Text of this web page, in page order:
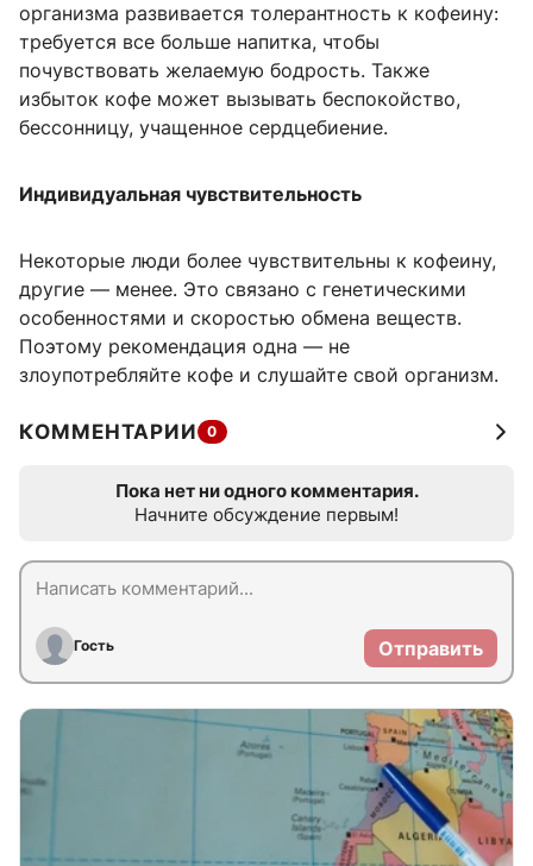
организма развивается толерантность к кофеину:
требуется все больше напитка, чтобы
почувствовать желаемую бодрость. Также
избыток кофе может вызывать беспокойство,
бессонницу, учащенное сердцебиение.
Индивидуальная чувствительность
Некоторые люди более чувствительны к кофеину,
другие — менее. Это связано с генетическими
особенностями и скоростью обмена веществ.
Поэтому рекомендация одна — не
злоупотребляйте кофе и слушайте свой организм.
КОММЕНТАРИИ 0
Пока нет ни одного комментария.
Начните обсуждение первым!
Гость Отправить